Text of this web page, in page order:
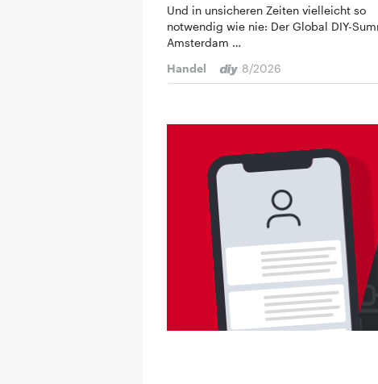
Und in unsicheren Zeiten vielleicht so
notwendig wie nie: Der Global DIY-
Amsterdam …
Handel
8/2026